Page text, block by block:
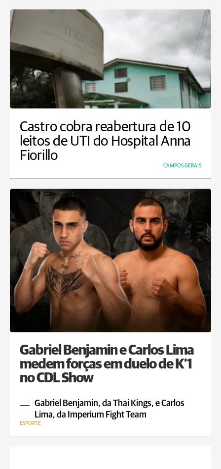
Castro cobra reabertura de 10
leitos de UTI do Hospital Anna
Fiorillo
CAMPOS GERAIS
Gabriel Benjamin e Carlos Lima
medem forças em duelo de K’1
no CDL Show
Gabriel Benjamin, da Thai Kings, e Carlos
Lima, da Imperium Fight Team
ESPORTE